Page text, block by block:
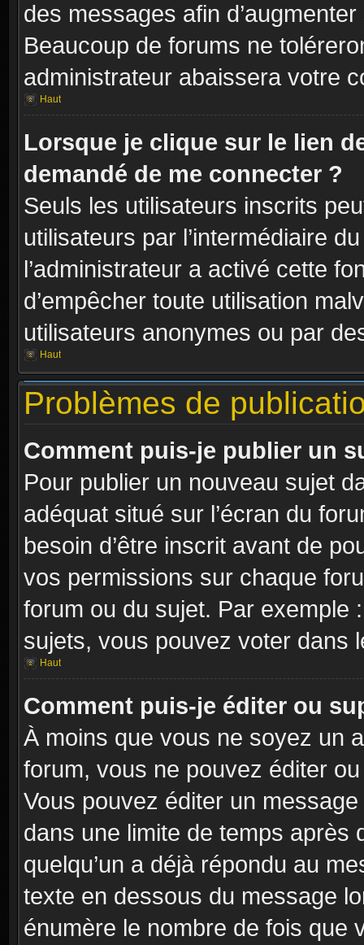
des messages afin
Beaucoup de forums ne
administrateur abaissera votre
Haut
Lorsque je clique sur le lien
demandé de me connecter ?
Seuls les utilisateurs inscrits
utilisateurs par l’intermédiaire
l’administrateur a activé cette
d’empêcher toute utilisation
utilisateurs anonymes ou par
Haut
Problèmes de
Comment puis-je publier un
Pour publier un nouveau sujet
adéquat situé sur l’écran du
besoin d’être inscrit avant de
vos permissions sur chaque
forum ou du sujet. Par exemple
sujets, vous pouvez voter dans
Haut
Comment puis-je éditer ou
À moins que vous ne soyez un
forum, vous ne pouvez éditer
Vous pouvez éditer un
dans une limite de temps après
quelqu’un a déjà répondu au
texte en dessous du message
énumère le nombre de fois que